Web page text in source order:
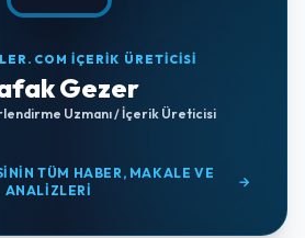
İÇERİK ÜRETİCİSİ
Gezer
Uzmanı / İçerik Üreticisi
TÜM HABER, MAKALE VE
ANALIZLERI
→